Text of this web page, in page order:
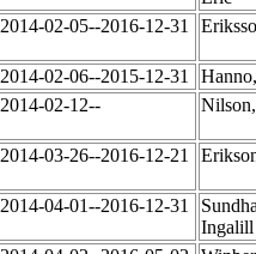
2014-02-05--2016-12-31
2014-02-06--2015-12-31
2014-02-12--
2014-03-26--2016-12-21
2014-04-01--2016-12-31